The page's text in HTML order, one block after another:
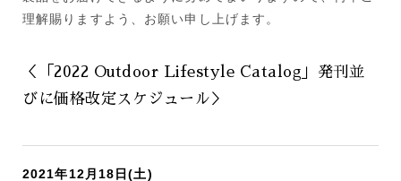
理解賜りますよう、お願い申し上げます。
＜「2022 Outdoor Lifestyle Catalog」発刊並
びに価格改定スケジュール＞
2021年12月18日(土)